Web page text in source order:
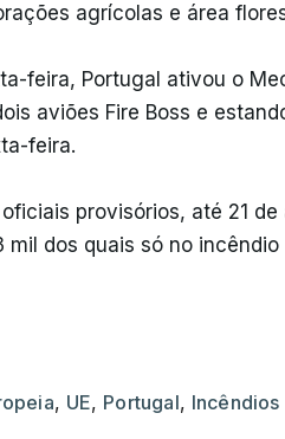
agrícolas e área
feira, Portugal ativou o
aviões Fire Boss e
feira.
provisórios, até 21
mil dos quais só no incêndio
, UE, Portugal, Incêndios